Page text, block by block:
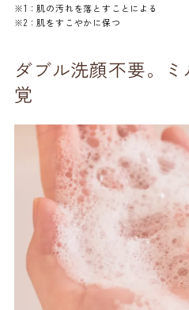
※1：肌の汚れを落とすことによる
※2：肌をすこやかに保つ
ダブル洗顔不要。
覚